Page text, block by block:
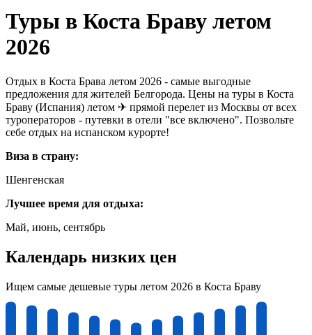
Туры в Коста Браву летом
2026
Отдых в Коста Брава летом 2026 - самые выгодные
предложения для жителей Белгорода. Цены на туры в Коста
Браву (Испания) летом ✈ прямой перелет из Москвы от всех
туроператоров - путевки в отели "все включено". Позвольте
себе отдых на испанском курорте!
Виза в страну:
Шенгенская
Лучшее время для отдыха:
Май, июнь, сентябрь
Календарь низких цен
Ищем самые дешевые туры летом 2026 в Коста Браву